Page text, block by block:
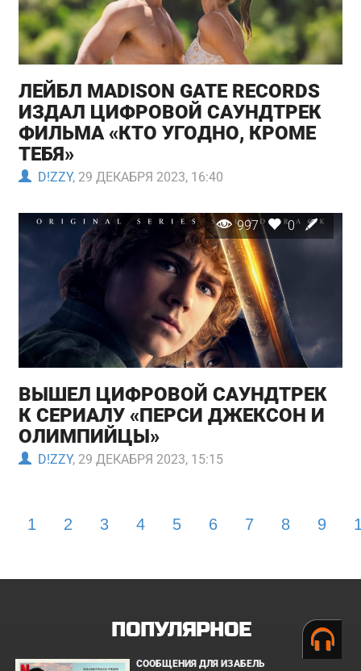
ЛЕЙБЛ MADISON GATE RECORDS
ИЗДАЛ ЦИФРОВОЙ САУНДТРЕК
ФИЛЬМА «КТО УГОДНО, КРОМЕ
ТЕБЯ»
D!ZZY, 29 ДЕКАБРЯ 2023, 16:40
997 0
ВЫШЕЛ ЦИФРОВОЙ САУНДТРЕК
К СЕРИАЛУ «ПЕРСИ ДЖЕКСОН И
ОЛИМПИЙЦЫ»
D!ZZY, 29 ДЕКАБРЯ 2023, 15:15
1 2 3 4 5 6 7 8 9
ПОПУЛЯРНОЕ
СООБЩЕНИЯ ДЛЯ ИЗАБЕЛЬ